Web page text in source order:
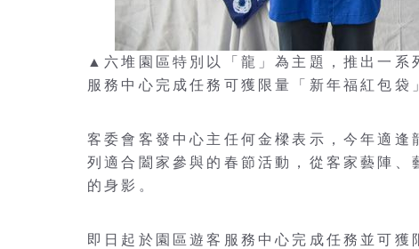
▲六堆園區特別以「龍」為主題，推出一系
服務中心完成任務可獲限量「新年福紅包
客委會客發中心主任何金樑表示，今年適
列適合闔家參與的春節活動，從客家藝陣、
的身影。
即日起於園區遊客服務中心完成任務並可